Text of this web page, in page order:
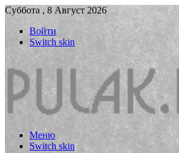
Суббота , 8 Август 2026
Войти
Switch skin
Меню
Switch skin